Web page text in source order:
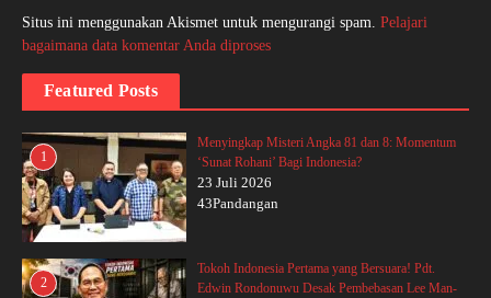
Situs ini menggunakan Akismet untuk mengurangi spam. Pelajari
bagaimana data komentar Anda diproses
Featured Posts
1
Menyingkap Misteri Angka 81 dan 8: Momentum
‘Sunat Rohani’ Bagi Indonesia?
23 Juli 2026
43Pandangan
2
Tokoh Indonesia Pertama yang Bersuara! Pdt.
Edwin Rondonuwu Desak Pembebasan Lee Man-